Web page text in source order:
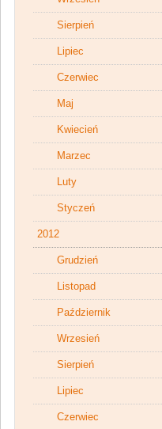
Sierpień
Lipiec
Czerwiec
Maj
Kwiecień
Marzec
Luty
Styczeń
2012
Grudzień
Listopad
Październik
Wrzesień
Sierpień
Lipiec
Czerwiec